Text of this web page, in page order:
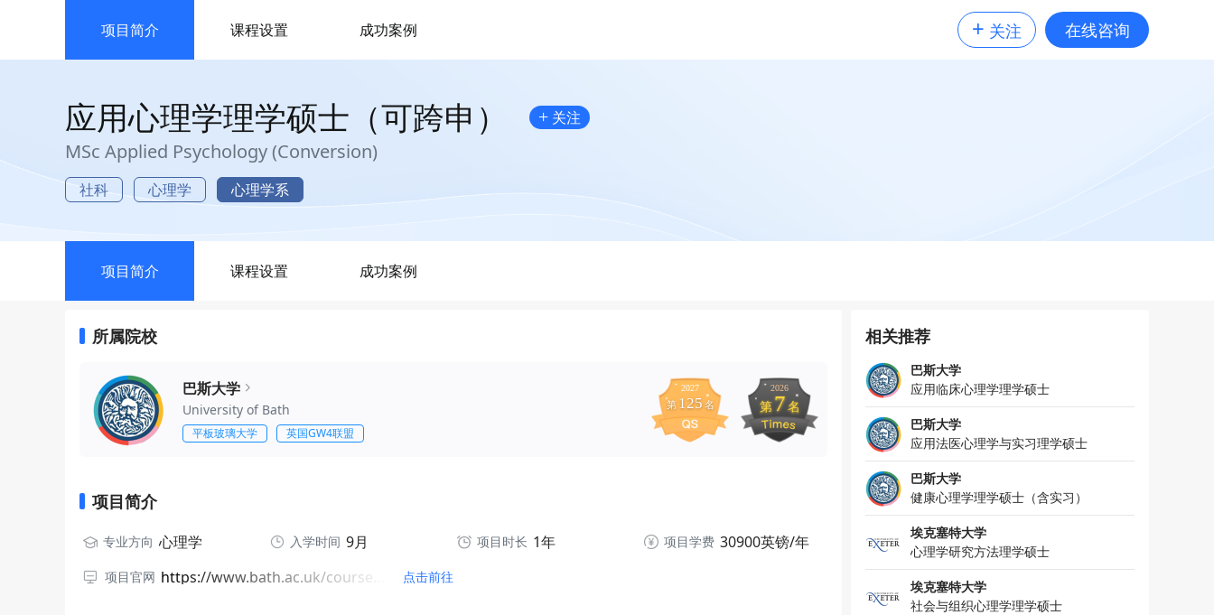
项目简介 课程设置 成功案例 + 关注 在线咨询
应用心理学理学硕士（可跨申） + 关注
MSc Applied Psychology (Conversion)
社科 心理学 心理学系
项目简介 课程设置 成功案例
所属院校
巴斯大学
University of Bath
平板玻璃大学 英国GW4联盟
2027
第 125 名
2026
第7名
项目简介
专业方向 心理学 入学时间 9月 项目时长 1年 项目学费 30900英镑/年
项目官网 点击前往
相关推荐
巴斯大学
应用临床心理学理学硕士
巴斯大学
应用法医心理学与实习理学硕士
巴斯大学
健康心理学理学硕士（含实习）
埃克塞特大学
心理学研究方法理学硕士
埃克塞特大学
社会与组织心理学理学硕士